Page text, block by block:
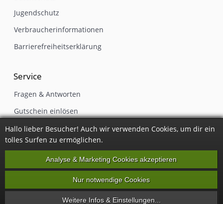
Jugendschutz
Verbraucherinformationen
Barrierefreiheitserklärung
Service
Fragen & Antworten
Gutschein einlösen
Kontakt
Newsletter
Impressum
Vertrag widerrufen
Hallo lieber Besucher! Auch wir verwenden Cookies, um dir ein
tolles Surfen zu ermöglichen.
Analyse & Marketing Cookies akzeptieren
Nur notwendige Cookies
Weitere Infos & Einstellungen...